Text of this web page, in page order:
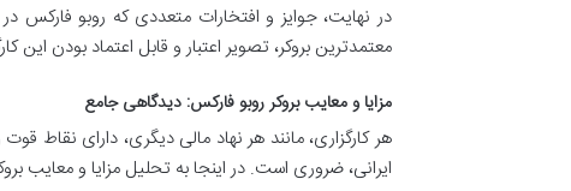
در نهایت، جوایز و افتخارات متعددی که روبو فارکس
معتمدترین بروکر، تصویر اعتبار و قابل اعتماد بودن این
مزایا و معایب بروکر روبو فارکس: دیدگاهی جامع
هر کارگزاری، مانند هر نهاد مالی دیگری، دارای نقاط
ایرانی، ضروری است. در اینجا به تحلیل مزایا و معایب